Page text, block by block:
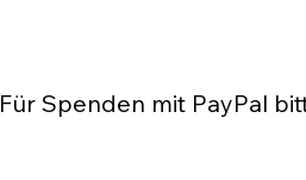
Für Spenden mit PayPal